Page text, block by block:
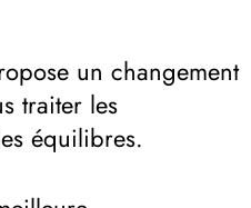
un changement
traiter les
équilibres.